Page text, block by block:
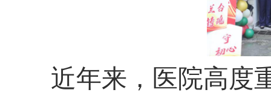
近年来，医院高度